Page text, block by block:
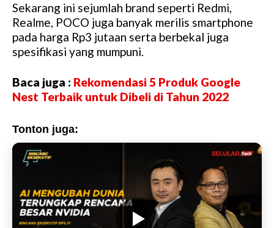
Sekarang ini sejumlah brand seperti Redmi,
Realme, POCO juga banyak merilis smartphone
pada harga Rp3 jutaan serta berbekal juga
spesifikasi yang mumpuni.
Baca juga : Rekomendasi 5 Produk Google
Nest Terbaik untuk Dibeli di Tahun 2022
Tonton juga: